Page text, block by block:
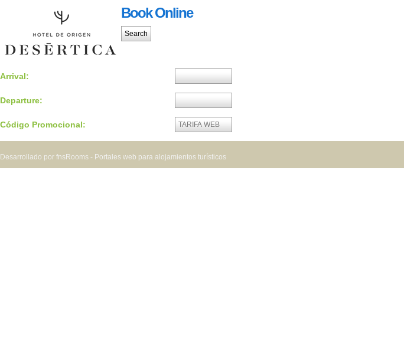
Book Online
Arrival:
Departure:
Código Promocional:
Desarrollado por fnsRooms - Portales web para alojamientos turísticos